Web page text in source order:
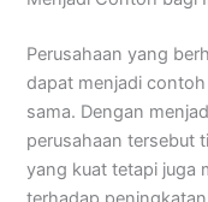
Perusahaan yang
dapat menjadi
sama. Dengan
perusahaan tersebut
yang kuat tetapi juga